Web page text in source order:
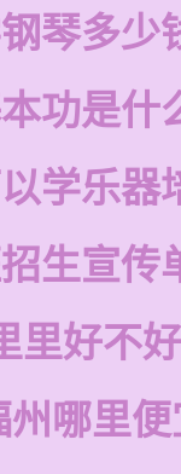
琴多少
功是什
学乐器
生宣传
里好不好
州哪里便